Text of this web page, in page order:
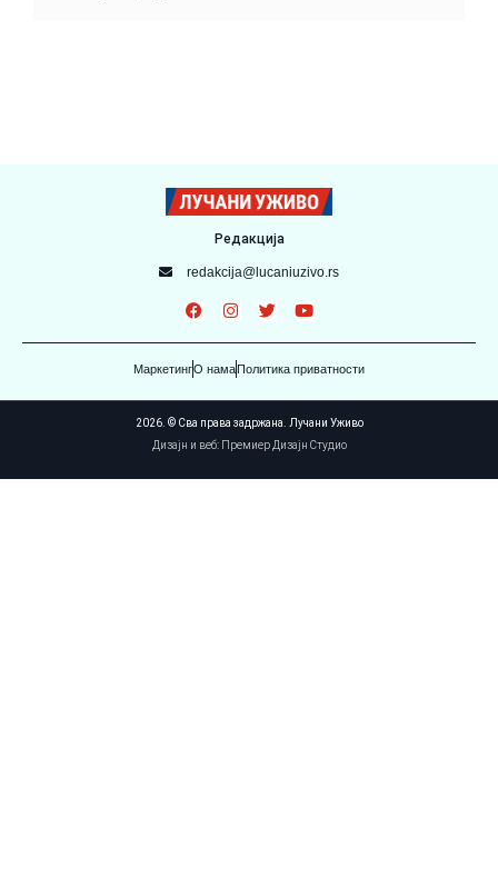
Редакција
redakcija@lucaniuzivo.rs
МаркетингО намаПолитика приватности
2026. © Сва права задржана. Лучани Уживо
Дизајн и веб: Премиер Дизајн Студио